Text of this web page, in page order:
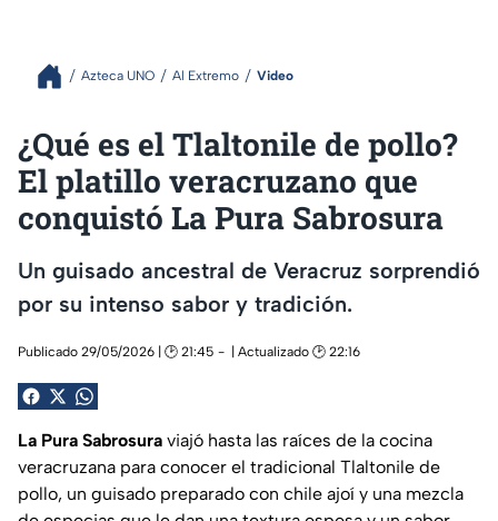
Azteca UNO Al Extremo Video
¿Qué es el Tlaltonile de pollo?
El platillo veracruzano que
conquistó La Pura Sabrosura
Un guisado ancestral de Veracruz sorprendió
por su intenso sabor y tradición.
Publicado 29/05/2026 | 🕑 21:45 | Actualizado 🕑 22:16
La Pura Sabrosura viajó hasta las raíces de la cocina
veracruzana para conocer el tradicional Tlaltonile de
pollo, un guisado preparado con chile ajoí y una mezcla